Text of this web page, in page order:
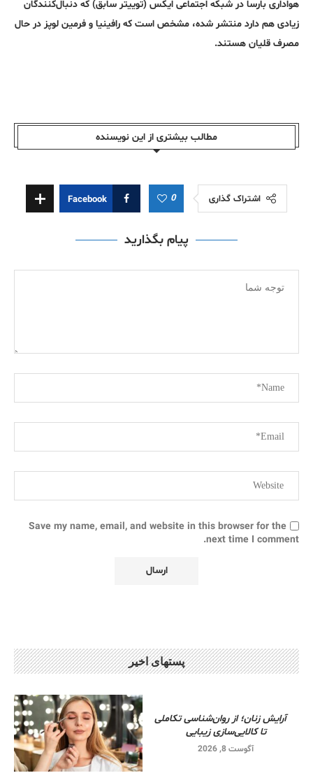
هواداری بارسا در شبکه اجتماعی ایکس (توییتر سابق) که دنبال‌کنندگان
زیادی هم دارد منتشر شده، مشخص است که رافینیا و فرمین لوپز در حال
مصرف قلیان هستند.
مطالب بیشتری از این نویسندە
اشتراک گذاری 0
Facebook
پیام بگذارید
Save my name, email, and website in this browser for the
next time I comment.
پستهای اخیر
آرایش زنان؛ از روان‌شناسی تکاملی
تا کالایی‌سازی زیبایی
آگوست 8, 2026